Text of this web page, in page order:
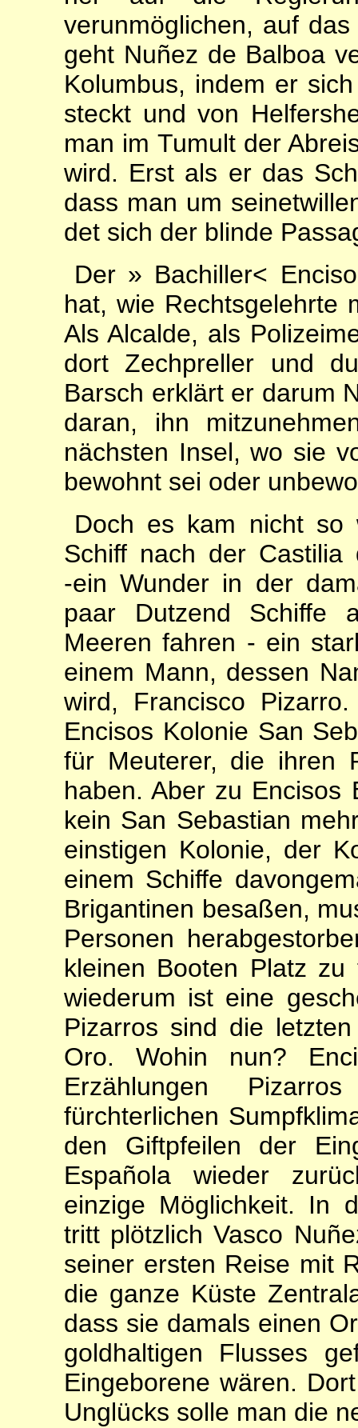
verunmöglichen, auf
geht Nuñez de Balboa
Kolumbus, indem er
steckt und von
man im Tumult der
wird. Erst als er das
dass man um
det sich der blinde
Der » Bachiller<
hat, wie Rechtsgelehrte
Als Alcalde, als
dort Zechpreller und
Barsch erklärt er darum
daran, ihn
nächsten Insel, wo sie
bewohnt sei oder
Doch es kam nicht so
Schiff nach der
‑ein Wunder in der
paar Dutzend Schiffe
Meeren fahren ‑ ein
einem Mann, dessen
wird, Francisco
Encisos Kolonie San
für Meute­rer, die ihren
haben. Aber zu Encisos
kein San Seba­stian
einstigen Kolo­nie, der
einem Schiffe
Brigantinen be­saßen,
Personen
kleinen Booten Platz
wiederum ist eine
Pizarros sind die
Oro. Wohin nun?
Erzählungen
fürchterlichen
den Giftpfeilen der
Española wieder
einzige Möglichkeit. In
tritt plötzlich Vasco
seiner ersten Reise mit
die ganze Küste
dass sie damals einen
goldhaltigen Flusses
Eingeborene wären.
Unglücks solle man die